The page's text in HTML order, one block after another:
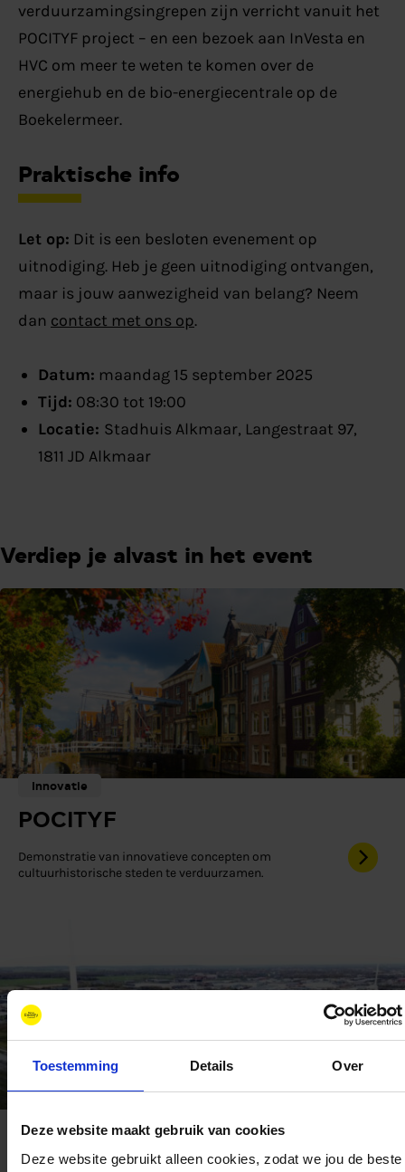
Toestemming Details Over
Deze website maakt gebruik van cookies
Deze website gebruikt alleen cookies, zodat we jou de beste
verduurzamingsingrepen zijn verricht vanuit het
POCITYF project – en een bezoek aan InVesta en
HVC om meer te weten te komen over de
energiehub en de bio-energiecentrale op de
Boekelermeer.
Praktische info
Let op: Dit is een besloten evenement op
uitnodiging. Heb je geen uitnodiging ontvangen,
maar is jouw aanwezigheid van belang? Neem
dan contact met ons op.
Datum: maandag 15 september 2025
Tijd: 08:30 tot 19:00
Locatie: Stadhuis Alkmaar, Langestraat 97,
1811 JD Alkmaar
Verdiep je alvast in het event
Innovatie
POCITYF
Demonstratie van innovatieve concepten om
cultuurhistorische steden te verduurzamen.
REFORMERS